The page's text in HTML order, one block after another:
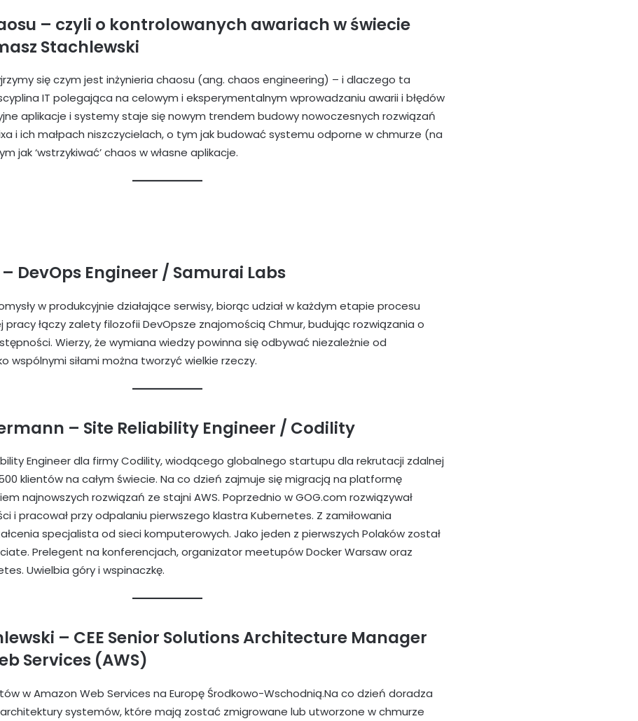
– czyli o kontrolowanych awariach w świecie
Stachlewski
się czym jest inżynieria chaosu (ang. chaos engineering) – i dlaczego ta
IT polegająca na celowym i eksperymentalnym wprowadzaniu awarii i błędów
aplikacje i systemy staje się nowym trendem budowy nowoczesnych rozwiązań
i ich małpach niszczycielach, o tym jak budować systemu odporne w chmurze (na
jak ‘wstrzykiwać’ chaos w własne aplikacje.
DevOps Engineer / Samurai Labs
w produkcyjnie działające serwisy, biorąc udział w każdym etapie procesu
pracy łączy zalety filozofii DevOpsze znajomością Chmur, budując rozwiązania o
Wierzy, że wymiana wiedzy powinna się odbywać niezależnie od
wspólnymi siłami można tworzyć wielkie rzeczy.
– Site Reliability Engineer / Codility
Engineer dla firmy Codility, wiodącego globalnego startupu dla rekrutacji zdalnej
klientów na całym świecie. Na co dzień zajmuje się migracją na platformę
najnowszych rozwiązań ze stajni AWS. Poprzednio w GOG.com rozwiązywał
i pracował przy odpalaniu pierwszego klastra Kubernetes. Z zamiłowania
specjalista od sieci komputerowych. Jako jeden z pierwszych Polaków został
Prelegent na konferencjach, organizator meetupów Docker Warsaw oraz
Uwielbia góry i wspinaczkę.
– CEE Senior Solutions Architecture Manager
Services (AWS)
w Amazon Web Services na Europę Środkowo-Wschodnią.Na co dzień doradza
systemów, które mają zostać zmigrowane lub utworzone w chmurze